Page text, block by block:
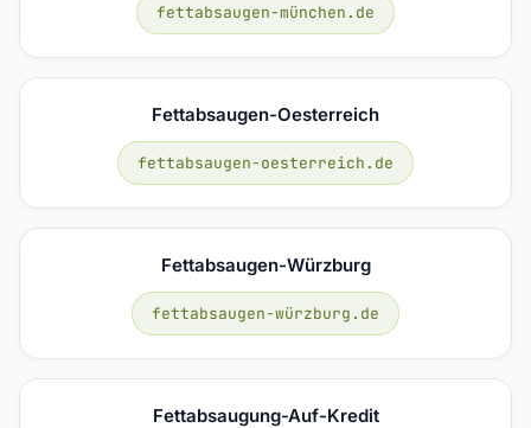
fettabsaugen-münchen.de
Fettabsaugen-Oesterreich
fettabsaugen-oesterreich.de
Fettabsaugen-Würzburg
fettabsaugen-würzburg.de
Fettabsaugung-Auf-Kredit